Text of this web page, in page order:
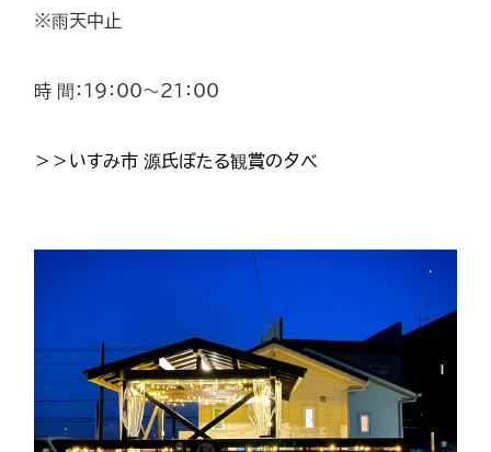
※雨天中止
時 間：19：00～21：00
＞＞いすみ市 源氏ぼたる観賞の夕べ